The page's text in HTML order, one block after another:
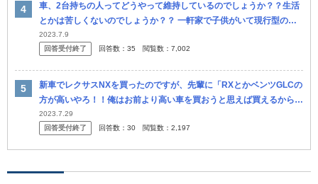
車、2台持ちの人ってどうやって維持しているのでしょうか？？生活
とかは苦しくないのでしょうか？？ 一軒家で子供がいて現行型のヴ
ォクシー1台と、N-BOX1台の家庭があります。（独身で2台持ちの方
も...
2023.7.9
回答受付終了
回答数： 35 閲覧数： 7,002
新車でレクサスNXを買ったのですが、先輩に「RXとかベンツGLCの
方が高いやろ！！俺はお前より高い車を買おうと思えば買えるから
な！RXも普通に買える！」とか言われて頭に来てしまいました。 こ
うい...
2023.7.29
回答受付終了
回答数： 30 閲覧数： 2,197